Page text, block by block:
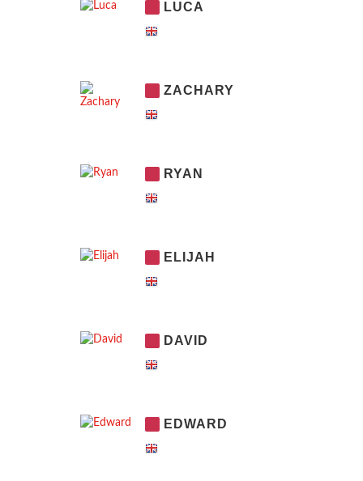
LUCA
ZACHARY
RYAN
ELIJAH
DAVID
EDWARD